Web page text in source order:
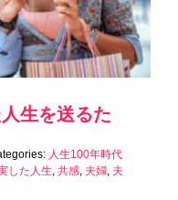
生を送るた
人生100年時代
した人生, 共感, 夫婦, 夫